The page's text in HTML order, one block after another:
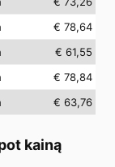
€ 78,64
€ 61,55
€ 78,84
€ 63,76
kainą